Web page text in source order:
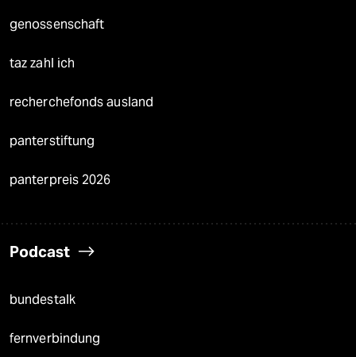
genossenschaft
taz zahl ich
recherchefonds ausland
panterstiftung
panterpreis 2026
Podcast
bundestalk
fernverbindung